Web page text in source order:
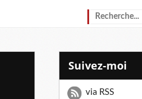
Suivez-moi
via RSS